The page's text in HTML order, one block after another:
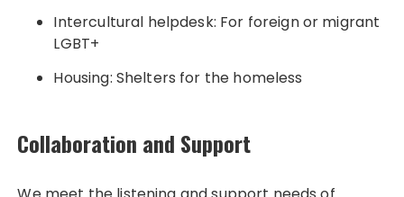
Intercultural helpdesk: For foreign or migrant
LGBT+
Housing: Shelters for the homeless
Collaboration and Support